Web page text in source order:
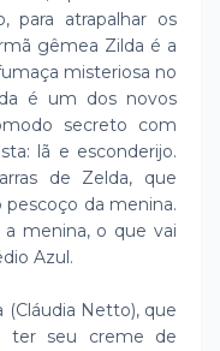
para atrapalhar os
gêmea Zilda é a
misteriosa no
é um dos novos
secreto com
lã e esconderijo.
de Zelda, que
da menina.
menina, o que vai
Azul.
(Cláudia Netto), que
ter seu creme de